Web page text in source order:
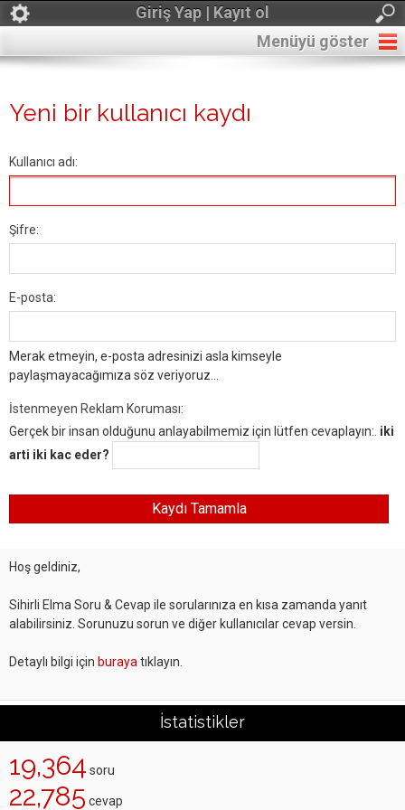
Giriş Yap | Kayıt ol
Menüyü göster
Yeni bir kullanıcı kaydı
Kullanıcı adı:
Şifre:
E-posta:
Merak etmeyin, e-posta adresinizi asla kimseyle
paylaşmayacağımıza söz veriyoruz...
İstenmeyen Reklam Koruması:
Gerçek bir insan olduğunu anlayabilmemiz için lütfen cevaplayın:. iki
arti iki kac eder?
Hoş geldiniz,
Sihirli Elma Soru & Cevap ile sorularınıza en kısa zamanda yanıt
alabilirsiniz. Sorunuzu sorun ve diğer kullanıcılar cevap versin.
Detaylı bilgi için buraya tıklayın.
İstatistikler
19,364 soru
22,785 cevap